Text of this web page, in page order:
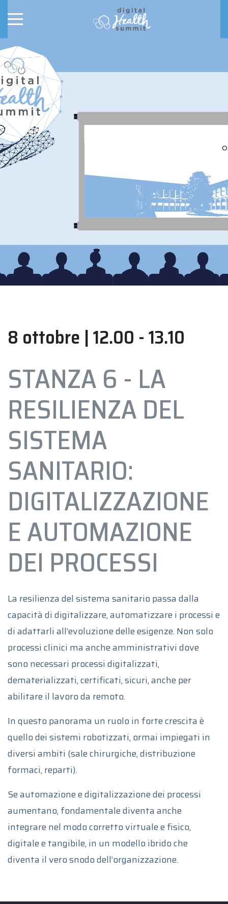
8 ottobre | 12.00 - 13.10
STANZA 6 - LA
RESILIENZA DEL
SISTEMA
SANITARIO:
DIGITALIZZAZIONE
E AUTOMAZIONE
DEI PROCESSI
La resilienza del sistema sanitario passa dalla
capacità di digitalizzare, automatizzare i processi e
di adattarli all’evoluzione delle esigenze. Non solo
processi clinici ma anche amministrativi dove
sono necessari processi digitalizzati,
dematerializzati, certificati, sicuri, anche per
abilitare il lavoro da remoto.
In questo panorama un ruolo in forte crescita è
quello dei sistemi robotizzati, ormai impiegati in
diversi ambiti (sale chirurgiche, distribuzione
formaci, reparti).
Se automazione e digitalizzazione dei processi
aumentano, fondamentale diventa anche
integrare nel modo corretto virtuale e fisico,
digitale e tangibile, in un modello ibrido che
diventa il vero snodo dell’organizzazione.